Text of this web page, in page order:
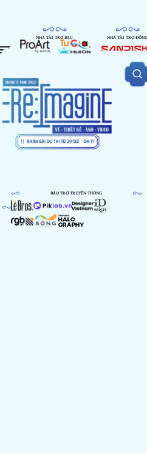
NHÀ TÀI TRỢ BẠC NHÀ TÀI TRỢ ĐỒNG
BẢO TRỢ TRUYỀN THÔNG